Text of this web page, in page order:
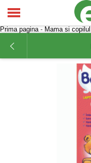
Prima pagina- Mama si copilul